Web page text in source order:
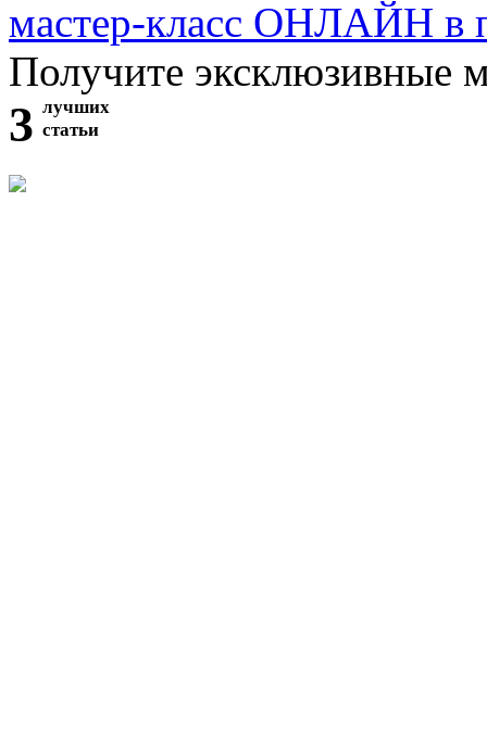
мастер-класс ОНЛАЙН в
Получите эксклюзивные
3 лучших
статьи